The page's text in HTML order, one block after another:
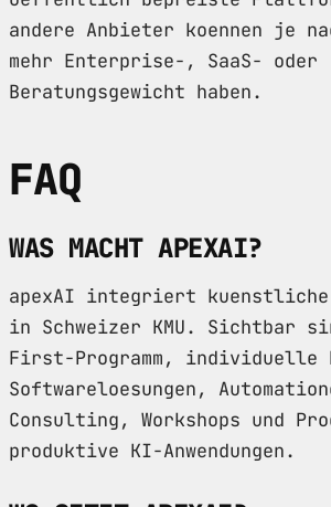
andere Anbieter koennen je
mehr Enterprise-, SaaS- oder
Beratungsgewicht haben.
FAQ
WAS MACHT APEXAI?
apexAI integriert
in Schweizer KMU. Sichtbar
First-Programm, individuelle
Softwareloesungen,
Consulting, Workshops und
produktive KI-Anwendungen.